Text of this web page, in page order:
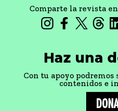
Comparte la revista
Haz una
Con tu apoyo
contenidos e